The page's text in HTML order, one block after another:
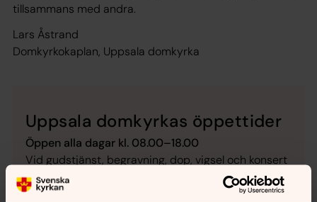
tillsammans med andra.
Lars Åstrand
Domkyrkokaplan, Uppsala domkyrka
Uppsala domkyrkas öppettider
Öppen alla dagar kl. 08.00–18.00
Vid gudstjänst, begravning, dop, vigsel och konsert
är tillgängligheten begränsad. Under högmässan på
söndagar kl. 11.00 - ca 12.30 är inte rundvandring i